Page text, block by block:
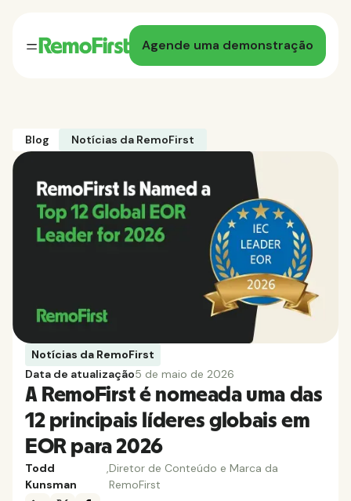
Agende uma demonstração
Blog Notícias da RemoFirst
Notícias da RemoFirst
Data de atualização5 de maio de 2026
A RemoFirst é nomeada uma das
12 principais líderes globais em
EOR para 2026
Todd
Kunsman
Diretor de Conteúdo e Marca da
RemoFirst